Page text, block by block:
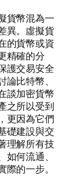
貨幣混為一
異。虛擬貨
的貨幣或資
精確的分
護交易安全
比特幣、
談加密貨幣
之所以受到
更因為它們
礎建設與交
理解所有技
何流通、
的一步。